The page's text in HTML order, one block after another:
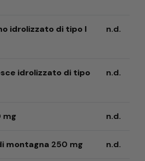
idrolizzato di tipo I
n.d.
idrolizzato di tipo
n.d.
mg n.d.
montagna 250 mg n.d.